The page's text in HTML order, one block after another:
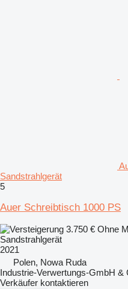
Sandstrahlgerät
5
Auer Schreibtisch 1000 PS
3.750 € Ohne
Sandstrahlgerät
2021
Polen, Nowa Ruda
Industrie-Verwertungs-GmbH &
Verkäufer kontaktieren